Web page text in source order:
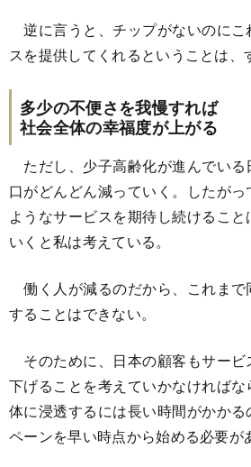
逆に言うと、チップがないのに
スを提供してくれるということは、
多少の不便さを我慢すれば
社会全体の幸福度が上がる
ただし、少子高齢化が進んでいる
口がどんどん減っていく。したが
ようなサービスを期待し続けるこ
いくと私は考えている。
働く人が減るのだから、これま
することはできない。
そのために、日本の顧客もサービ
下げることを考えていかなければ
体に浸透するには長い時間がかか
ペーンを早い時点から始める必要が